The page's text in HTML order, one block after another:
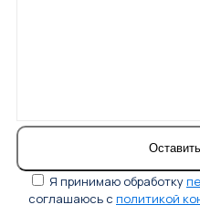
Я принимаю обработку
соглашаюсь с политикой